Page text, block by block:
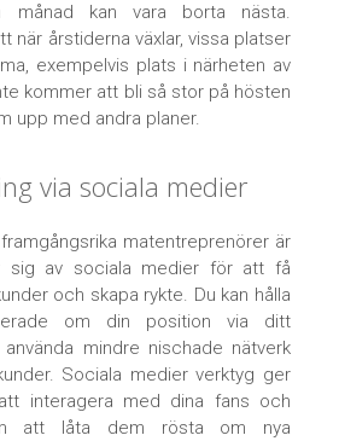
kan vara borta nästa.
när årstiderna växlar, vissa platser
exempelvis plats i närheten av
kommer att bli så stor på hösten
upp med andra planer.
via sociala medier
matentreprenörer är
sig av sociala medier för att få
och skapa rykte. Du kan hålla
om din position via ditt
mindre nischade nätverk
Sociala medier verktyg ger
interagera med dina fans och
att låta dem rösta om nya